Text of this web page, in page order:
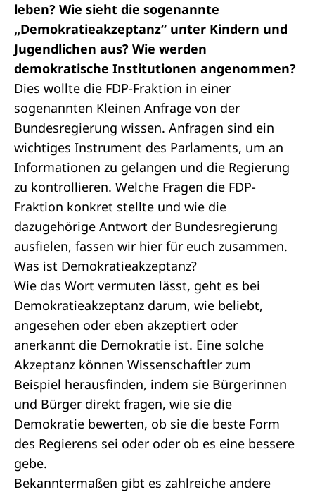
leben? Wie sieht die sogenannte
„Demokratieakzeptanz“ unter Kindern und
Jugendlichen aus? Wie werden
demokratische Institutionen angenommen?
Dies wollte die FDP-Fraktion in einer
sogenannten Kleinen Anfrage von der
Bundesregierung wissen. Anfragen sind ein
wichtiges Instrument des Parlaments, um an
Informationen zu gelangen und die Regierung
zu kontrollieren. Welche Fragen die FDP-
Fraktion konkret stellte und wie die
dazugehörige Antwort der Bundesregierung
ausfielen, fassen wir hier für euch zusammen.
Was ist Demokratieakzeptanz?
Wie das Wort vermuten lässt, geht es bei
Demokratieakzeptanz darum, wie beliebt,
angesehen oder eben akzeptiert oder
anerkannt die Demokratie ist. Eine solche
Akzeptanz können Wissenschaftler zum
Beispiel herausfinden, indem sie Bürgerinnen
und Bürger direkt fragen, wie sie die
Demokratie bewerten, ob sie die beste Form
des Regierens sei oder oder ob es eine bessere
gebe.
Bekanntermaßen gibt es zahlreiche andere